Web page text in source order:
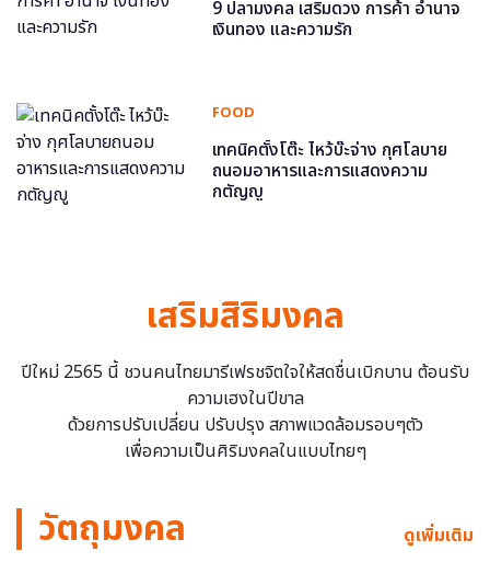
9 ปลามงคล เสริมดวง การค้า อำนาจ
เงินทอง และความรัก
FOOD
เทคนิคตั้งโต๊ะ ไหว้บ๊ะจ่าง กุศโลบาย
ถนอมอาหารและการแสดงความ
กตัญญู
เสริมสิริมงคล
ปีใหม่ 2565 นี้ ชวนคนไทยมารีเฟรชจิตใจให้สดชื่นเบิกบาน ต้อนรับ
ความเฮงในปีขาล
ด้วยการปรับเปลี่ยน ปรับปรุง สภาพแวดล้อมรอบๆตัว
เพื่อความเป็นศิริมงคลในแบบไทยๆ
วัตถุมงคล ดูเพิ่มเติม